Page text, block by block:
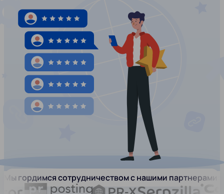
Мы гордимся сотрудничеством с нашими партнерами: